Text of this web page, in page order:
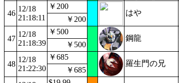
46
12/18
21:18:11
￥200
はや
￥200
47
12/18
21:18:39
￥500
鋼龍
￥500
48
12/18
21:22:30
￥685
羅生門の兄
￥685